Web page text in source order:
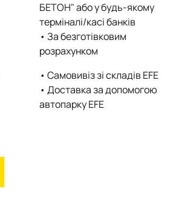
БЕТОН" або у будь-якому
терміналі/касі банків
• За безготівковим
розрахунком
• Самовивіз зі складів EFE
• Доставка за допомогою
автопарку EFE